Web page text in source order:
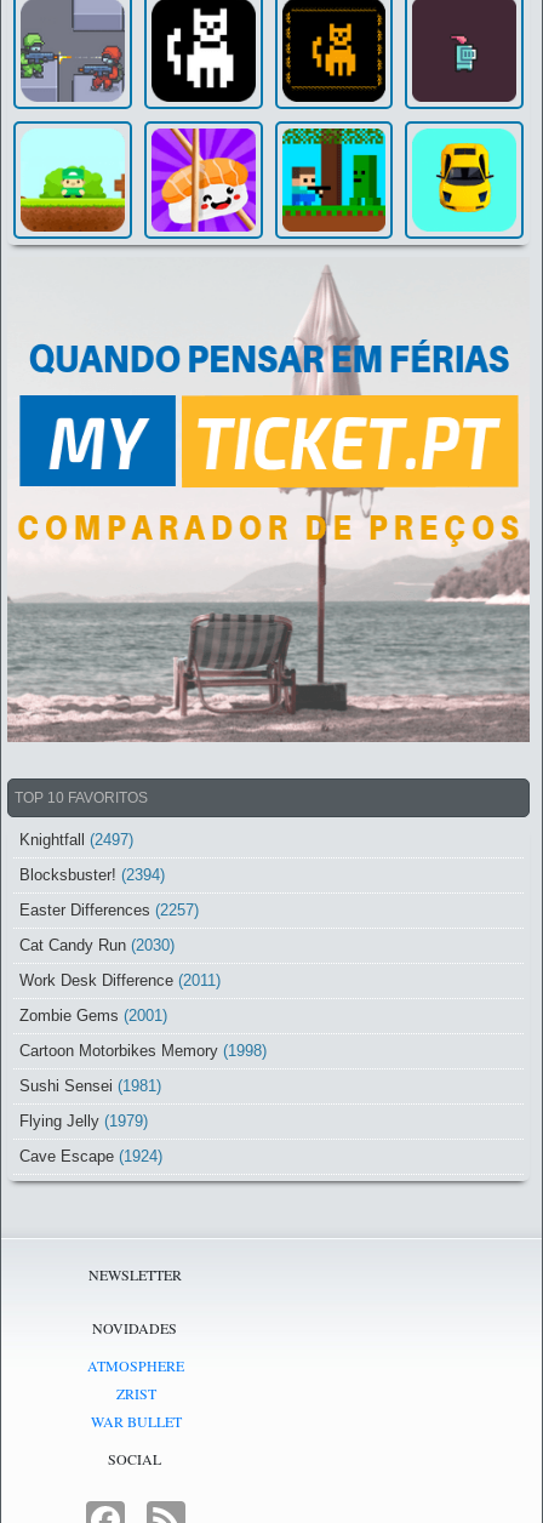
TOP 10 FAVORITOS
Knightfall (2497)
Blocksbuster! (2394)
Easter Differences (2257)
Cat Candy Run (2030)
Work Desk Difference (2011)
Zombie Gems (2001)
Cartoon Motorbikes Memory (1998)
Sushi Sensei (1981)
Flying Jelly (1979)
Cave Escape (1924)
NEWSLETTER
NOVIDADES
ATMOSPHERE
ZRIST
WAR BULLET
SOCIAL